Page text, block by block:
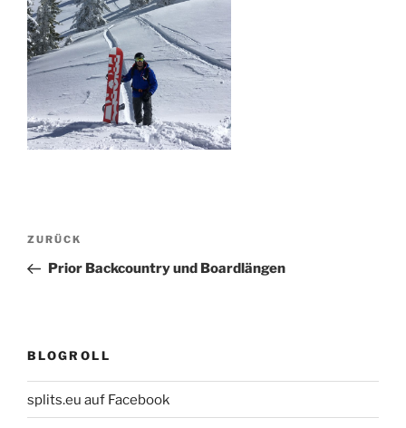
Beitragsnavigation
Vorheriger
Beitrag
ZURÜCK
Prior Backcountry und Boardlängen
BLOGROLL
splits.eu auf Facebook